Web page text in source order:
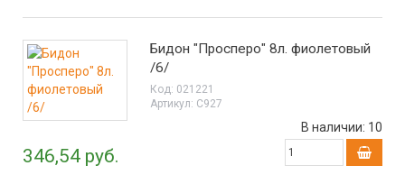
Бидон "Просперо" 8л. фиолетовый
/6/
Код: 021221
Артикул: С927
346,54 руб.
В наличии: 10